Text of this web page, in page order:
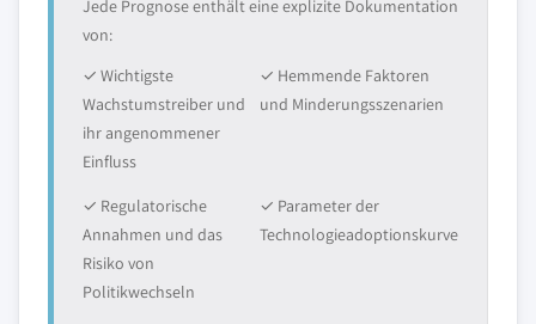
Jede Prognose enthält eine explizite Dokumentation
von:
✓ Wichtigste
Wachstumstreiber und
ihr angenommener
Einfluss
✓ Hemmende Faktoren
und Minderungsszenarien
✓ Regulatorische
Annahmen und das
Risiko von
Politikwechseln
✓ Parameter der
Technologieadoptionskurve